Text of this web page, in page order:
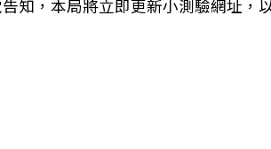
知，本局將立即更新小測驗網址，